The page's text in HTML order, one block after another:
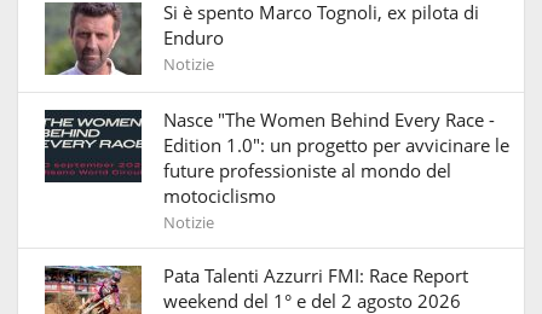
Si è spento Marco Tognoli, ex pilota di
Enduro
Notizie
Nasce "The Women Behind Every Race -
Edition 1.0": un progetto per avvicinare le
future professioniste al mondo del
motociclismo
Notizie
Pata Talenti Azzurri FMI: Race Report
weekend del 1° e del 2 agosto 2026